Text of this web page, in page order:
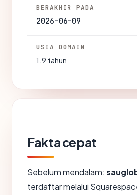
BERAKHIR PADA
2026-06-09
USIA DOMAIN
1.9 tahun
Fakta cepat
Sebelum mendalam:
terdaftar melalui